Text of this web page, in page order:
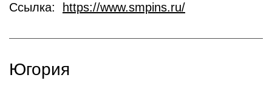
Ссылка:
https://www.smpins.ru/
Югория